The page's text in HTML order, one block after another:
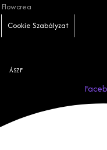
Flowcrea
Cookie Szabályzat
ÁSZF